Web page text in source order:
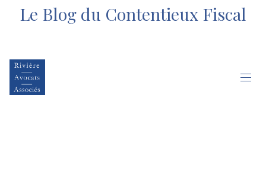
Le Blog du Contentieux Fiscal